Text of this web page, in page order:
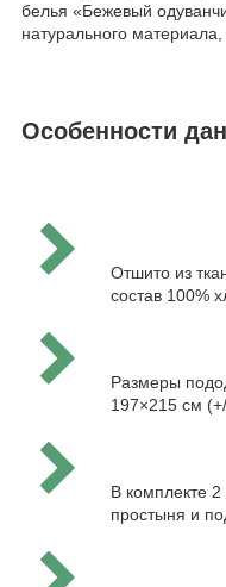
белья «Бежевый
натурального
Особенности
Отшито из
состав 100%
Размеры
197×215 см
В комплекте 2
простыня и